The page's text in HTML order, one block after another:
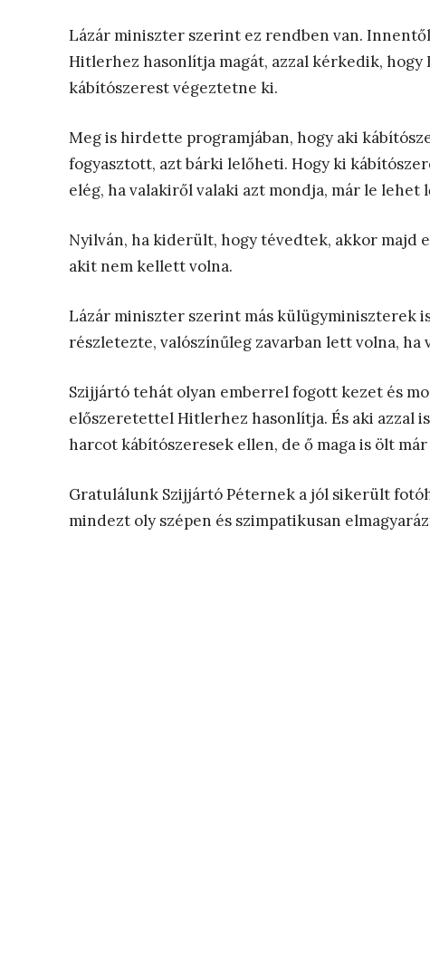
Lázár miniszter szerint ez rendben van.
Hitlerhez hasonlítja magát, azzal kérkedik,
kábítószerest végeztetne ki.
Meg is hirdette programjában, hogy aki
fogyasztott, azt bárki lelőheti. Hogy ki
elég, ha valakiről valaki azt mondja, már le lehet
Nyilván, ha kiderült, hogy tévedtek, akkor
akit nem kellett volna.
Lázár miniszter szerint más külügyminiszterek
részletezte, valószínűleg zavarban lett volna, ha
Szijjártó tehát olyan emberrel fogott kezet és
előszeretettel Hitlerhez hasonlítja. És aki azzal
harcot kábítószeresek ellen, de ő maga is ölt
Gratulálunk Szijjártó Péternek a jól sikerült
mindezt oly szépen és szimpatikusan